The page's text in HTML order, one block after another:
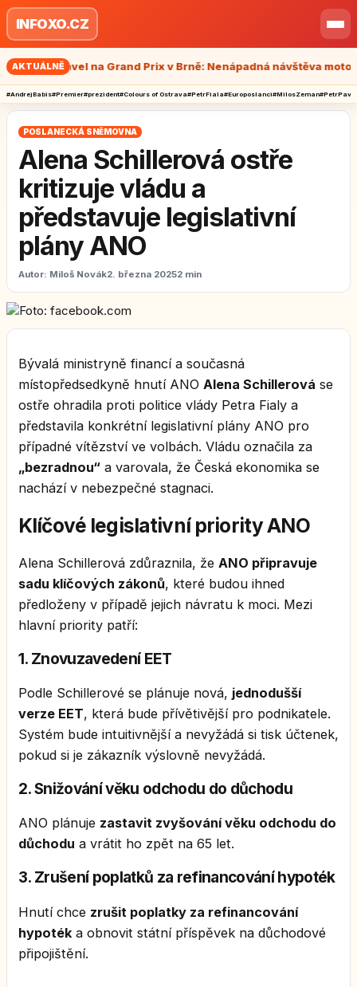
Přeskočit na obsah
INFOXO.CZ
AKTUÁLNĚ
Pavel na Grand Prix v Brně: Nenápadná návštěva
#AndrejBabis#Premier#prezident#Colours of Ostrava#PetrFiala#Europoslanci#MilosZeman#PetrPavel
POSLANECKÁ SNĚMOVNA
Alena Schillerová ostře
kritizuje vládu a
představuje legislativní
plány ANO
Autor: Miloš Novák2. března 20252 min
Bývalá ministryně financí a současná
místopředsedkyně hnutí ANO Alena Schillerová se
ostře ohradila proti politice vlády Petra Fialy a
představila konkrétní legislativní plány ANO pro
případné vítězství ve volbách. Vládu označila za
„bezradnou“ a varovala, že Česká ekonomika se
nachází v nebezpečné stagnaci.
Klíčové legislativní priority ANO
Alena Schillerová zdůraznila, že ANO připravuje
sadu klíčových zákonů, které budou ihned
předloženy v případě jejich návratu k moci. Mezi
hlavní priority patří:
1. Znovuzavedení EET
Podle Schillerové se plánuje nová, jednodušší
verze EET, která bude přívětivější pro podnikatele.
Systém bude intuitivnější a nevyžádá si tisk účtenek,
pokud si je zákazník výslovně nevyžádá.
2. Snižování věku odchodu do důchodu
ANO plánuje zastavit zvyšování věku odchodu do
důchodu a vrátit ho zpět na 65 let.
3. Zrušení poplatků za refinancování hypoték
Hnutí chce zrušit poplatky za refinancování
hypoték a obnovit státní příspěvek na důchodové
připojištění.